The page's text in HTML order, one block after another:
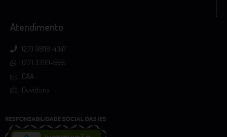
Atendimento
(27) 98118-4047
(27) 3399-5555
CAA
Ouvidoria